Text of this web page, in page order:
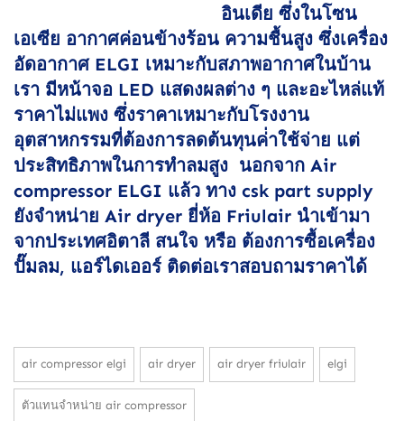
อินเดีย ซึ่งในโซน
เอเซีย อากาศค่อนข้างร้อน ความชื้นสูง ซึ่งเครื่อง
อัดอากาศ ELGI เหมาะกับสภาพอากาศในบ้าน
เรา มีหน้าจอ LED แสดงผลต่าง ๆ และอะไหล่แท้
ราคาไม่แพง ซึ่งราคาเหมาะกับโรงงาน
อุตสาหกรรมที่ต้องการลดต้นทุนค่่าใช้จ่าย แต่
ประสิทธิภาพในการทำลมสูง นอกจาก Air
compressor ELGI แล้ว ทาง csk part supply
ยังจำหน่าย Air dryer ยี่ห้อ Friulair นำเข้ามา
จากประเทศอิตาลี สนใจ หรือ ต้องการซื้อเครื่อง
ปั๊มลม, แอร์ไดเออร์ ติดต่อเราสอบถามราคาได้
air compressor elgi air dryer air dryer friulair elgi
ตัวแทนจำหน่าย air compressor